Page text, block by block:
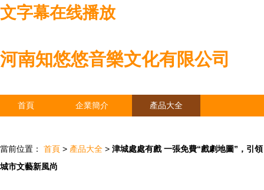
文字幕在线播放
河南知悠悠音樂文化有限公司
首頁 企業簡介 產品大全
當前位置： 首頁 > 產品大全 > 津城處處有戲 一張免費“戲劇地圖”，引領
城市文藝新風尚